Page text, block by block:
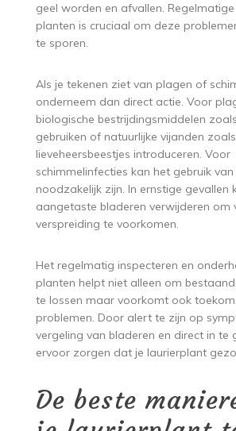
geel worden en afvallen.
planten is cruciaal om deze
te sporen.
Als je tekenen ziet van plagen of
onderneem dan direct actie. Voor
biologische bestrijdingsmiddelen
gebruiken of natuurlijke vijanden zoals
lieveheersbeestjes introduceren. Voor
schimmelinfecties kan het gebruik
noodzakelijk zijn. In ernstige gevallen
aangetaste bladeren verwijderen om
verspreiding te voorkomen.
Het regelmatig inspecteren en
planten helpt niet alleen om
te lossen maar voorkomt ook
problemen. Door alert te zijn op
vergeling van bladeren en direct in te
ervoor zorgen dat je laurierplant
De beste